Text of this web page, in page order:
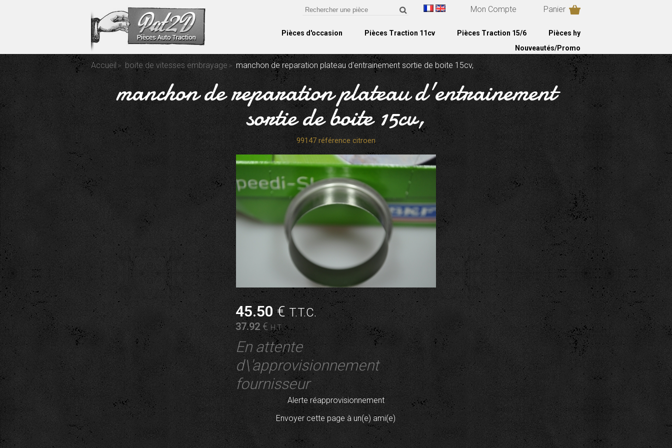
Mon Compte Panier
Pièces d'occasion Pièces Traction 11cv Pièces Traction 15/6
Pièces hy
Nouveautés/Promo
Accueil boite de vitesses embrayage manchon de reparation plateau d'entrainement sortie de boite 15cv,
manchon de reparation plateau d'entrainement
sortie de boite 15cv,
99147 référence citroen
45.50€T.T.C.
37.92 € H.T.
En attente
d\'approvisionnement
fournisseur
Alerte réapprovisionnement
Envoyer cette page à un(e) ami(e)